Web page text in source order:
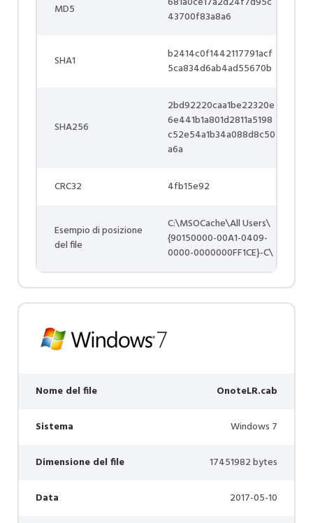
MD5
43700f83a8a6
SHA1
b2414c0f1442117791acf
5ca834d6ab4ad55670b
SHA256
2bd92220caa1be22320e
6e441b1a801d2811a5198
c52e54a1b34a088d8c50
a6a
CRC32 4fb15e92
Esempio di posizione
del file
C:\MSOCache\All Users\
{90150000-00A1-0409-
0000-0000000FF1CE}-C\
Nome del file OnoteLR.cab
Sistema Windows 7
Dimensione del file 17451982 bytes
Data 2017-05-10